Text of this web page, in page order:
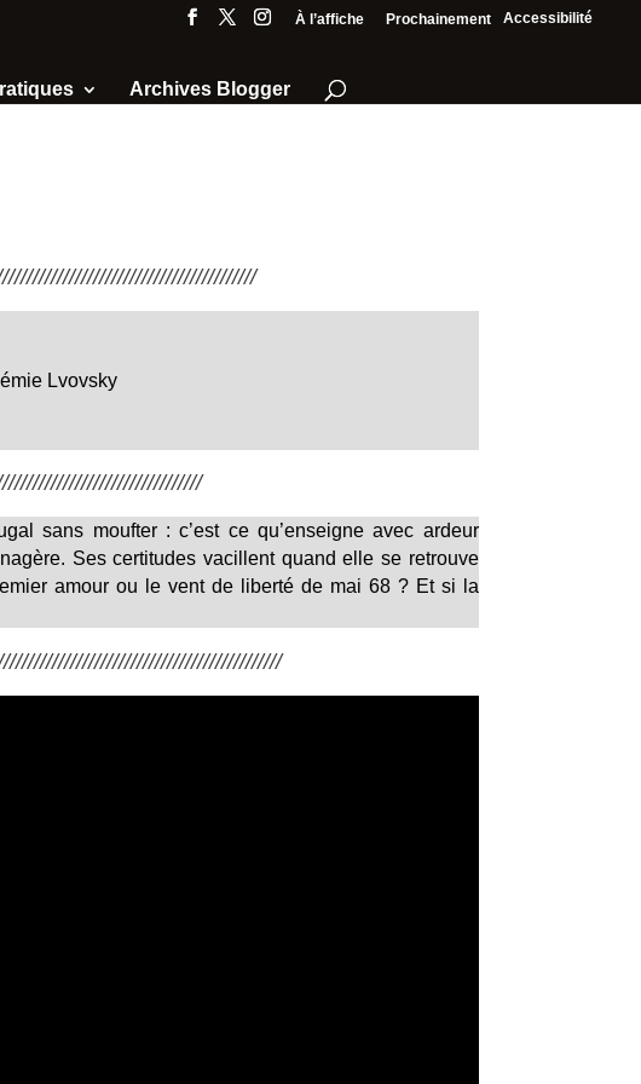
Accessibilité
À l’affiche Prochainement
Archives Blogger
Lvovsky
sans moufter : c’est ce qu’enseigne avec ardeur
Ses certitudes vacillent quand elle se retrouve
amour ou le vent de liberté de mai 68 ? Et si la